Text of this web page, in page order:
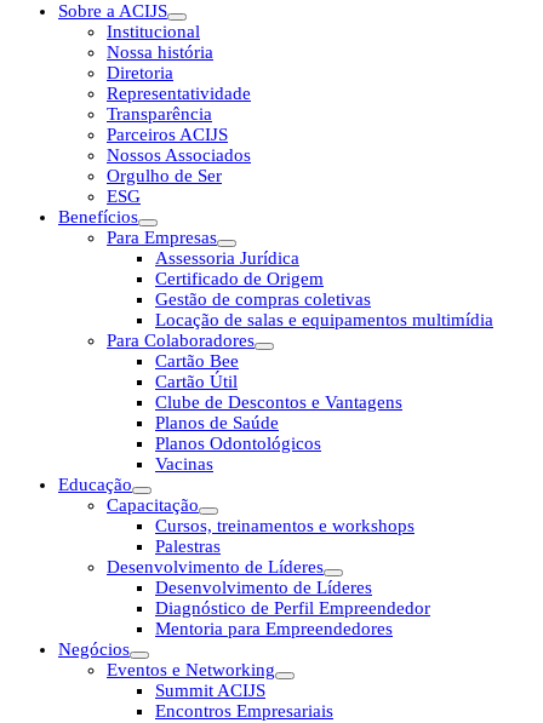
Sobre a ACIJS
Institucional
Nossa história
Diretoria
Representatividade
Transparência
Parceiros ACIJS
Nossos Associados
Orgulho de Ser
ESG
Benefícios
Para Empresas
Assessoria Jurídica
Certificado de Origem
Gestão de compras coletivas
Locação de salas e equipamentos multimídia
Para Colaboradores
Cartão Bee
Cartão Útil
Clube de Descontos e Vantagens
Planos de Saúde
Planos Odontológicos
Vacinas
Educação
Capacitação
Cursos, treinamentos e workshops
Palestras
Desenvolvimento de Líderes
Desenvolvimento de Líderes
Diagnóstico de Perfil Empreendedor
Mentoria para Empreendedores
Negócios
Eventos e Networking
Summit ACIJS
Encontros Empresariais